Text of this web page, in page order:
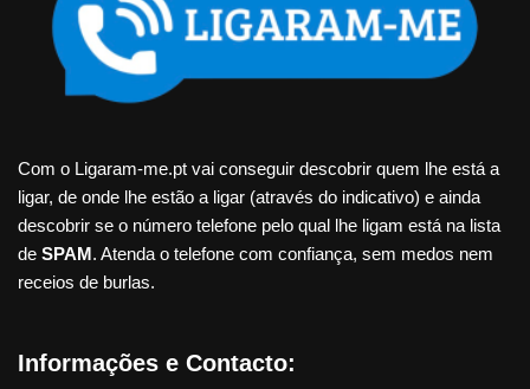
Com o Ligaram-me.pt vai conseguir descobrir quem lhe está a
ligar, de onde lhe estão a ligar (através do indicativo) e ainda
descobrir se o número telefone pelo qual lhe ligam está na lista
de SPAM. Atenda o telefone com confiança, sem medos nem
receios de burlas.
Informações e Contacto: